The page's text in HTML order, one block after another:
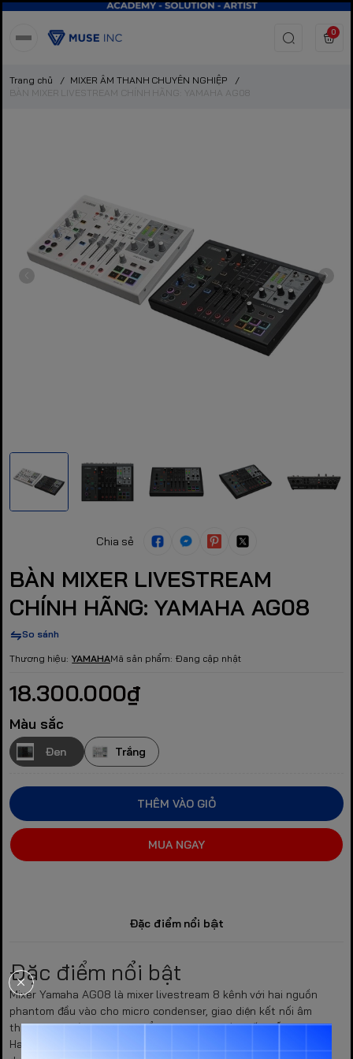
0
Trang chủ / MIXER ÂM THANH CHUYÊN NGHIỆP
/
BÀN MIXER LIVESTREAM CHÍNH HÃNG: YAMAHA AG08
Chia sẻ
BÀN MIXER LIVESTREAM
CHÍNH HÃNG: YAMAHA AG08
So sánh
Thương hiệu: YAMAHAMã sản phẩm: Đang cập nhật
18.300.000₫
Màu sắc
Đen Trắng
THÊM VÀO GIỎ
MUA NGAY
Đặc điểm nổi bật
Đặc điểm nổi bật
Mixer Yamaha AG08 là mixer livestream 8 kênh với hai nguồn
phantom đầu vào cho micro condenser, giao diện kết nối âm
thanh USB, công cụ thay đổi giọng nói và trình lấy mẫu.
Hai cổng vào mic/line và hai cổng ra tai nghe có thể được sử